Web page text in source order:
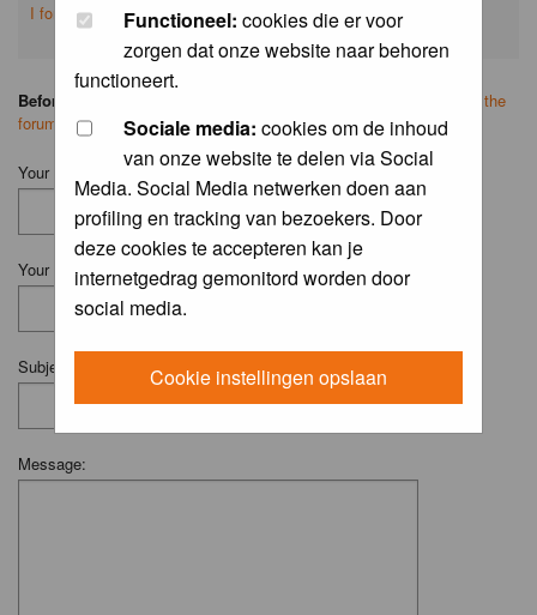
Functioneel: cookies die er voor
zorgen dat onze website naar behoren
functioneert.
Sociale media: cookies om de inhoud
van onze website te delen via Social
Media. Social Media netwerken doen aan
profiling en tracking van bezoekers. Door
deze cookies te accepteren kan je
internetgedrag gemonitord worden door
social media.
Cookie instellingen opslaan
I forgot my password
Before you ask your question:
search on the
forum
first.
Your Name (Fill in your username if you have one):
Your Email:
Subject:
Message: